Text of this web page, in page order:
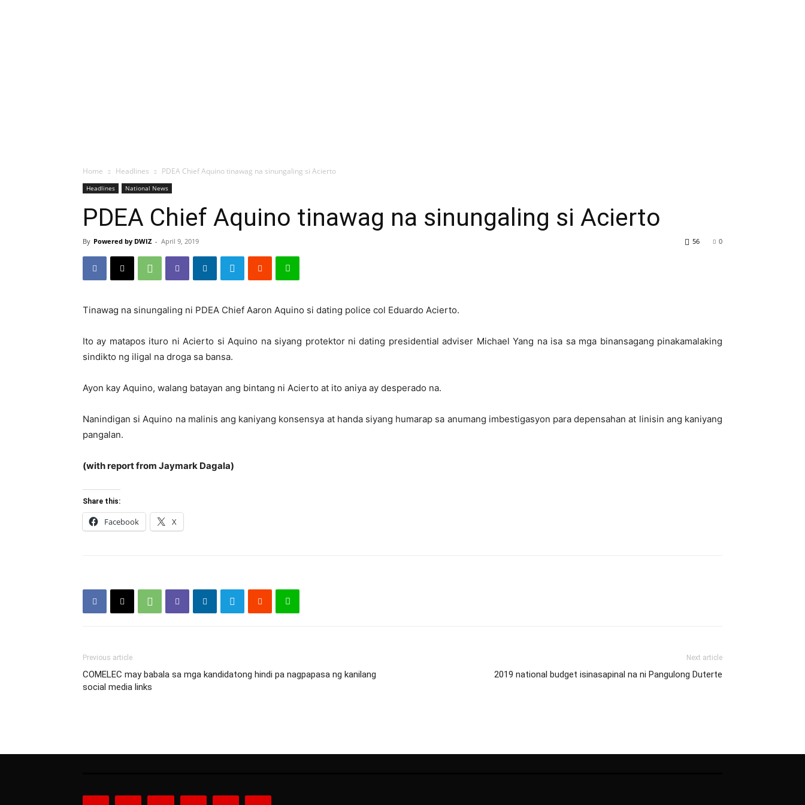
Home Headlines PDEA Chief Aquino tinawag na sinungaling si Acierto
Headlines National News
PDEA Chief Aquino tinawag na sinungaling si Acierto
By Powered by DWIZ - April 9, 2019 0
56
Tinawag na sinungaling ni PDEA Chief Aaron Aquino si dating police col Eduardo Acierto.
Ito ay matapos ituro ni Acierto si Aquino na siyang protektor ni dating presidential adviser Michael Yang na isa sa mga binansagang pinakamalaking
sindikto ng iligal na droga sa bansa.
Ayon kay Aquino, walang batayan ang bintang ni Acierto at ito aniya ay desperado na.
Nanindigan si Aquino na malinis ang kaniyang konsensya at handa siyang humarap sa anumang imbestigasyon para depensahan at linisin ang kaniyang
pangalan.
(with report from Jaymark Dagala)
Share this:
Facebook X
Previous article
COMELEC may babala sa mga kandidatong hindi pa nagpapasa ng kanilang
social media links
Next article
2019 national budget isinasapinal na ni Pangulong Duterte